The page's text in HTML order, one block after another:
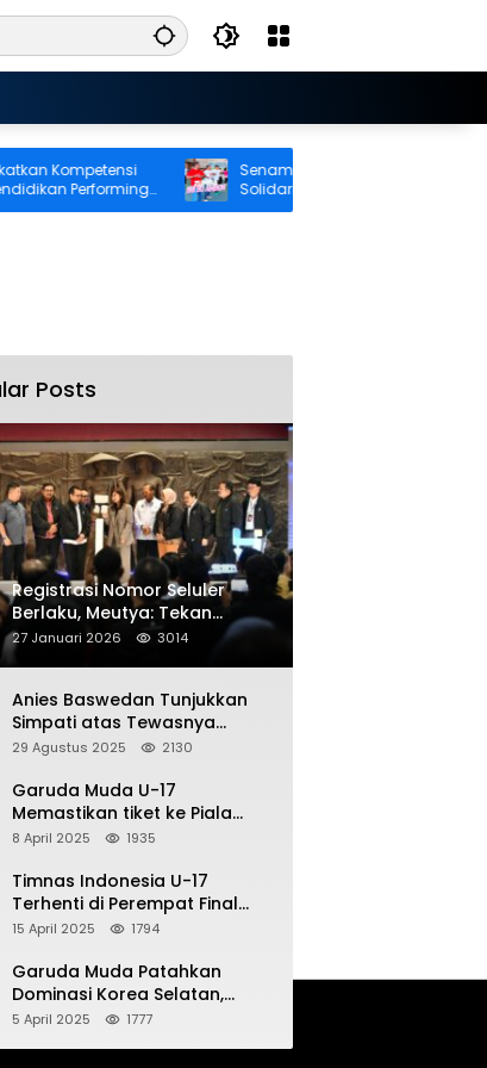
Kompetensi
Performing
Senam Pagi Perkuat Kebugaran dan
Solidaritas Pekerja BRI Cabang Ambon
Posts
Registrasi Nomor Seluler
Berlaku, Meutya: Tekan
Penipuan Online
27 Januari 2026 3014
Anies Baswedan Tunjukkan
Simpati atas Tewasnya
Pengemudi Ojol dalam Aksi
29 Agustus 2025 2130
Garuda Muda U-17
Memastikan tiket ke Piala
Dunia Setelah Mencetak
Yaman 4-1 di Piala Asia 2025
8 April 2025 1935
Timnas Indonesia U-17
Terhenti di Perempat Final
Piala Asia 2025: Terkecoh
15 April 2025 1794
Garuda Muda Patahkan
Dominasi Korea Selatan,
Dalam Laga Pembuka Piala
5 April 2025 1777